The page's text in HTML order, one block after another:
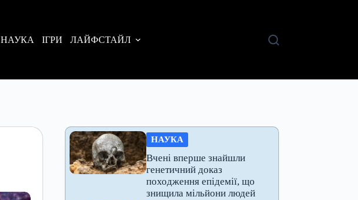
НАУКА ІГРИ ЛАЙФСТАЙЛ
НАУКА
Вчені вперше знайшли
генетичний доказ
походження епідемії, що
знищила мільйони людей